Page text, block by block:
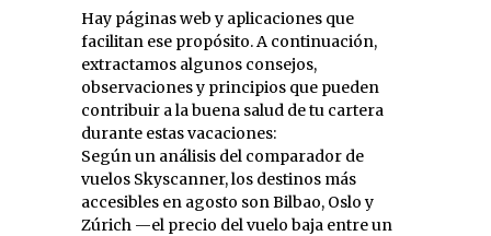
Hay páginas web y aplicaciones que
facilitan ese propósito. A continuación,
extractamos algunos consejos,
observaciones y principios que pueden
contribuir a la buena salud de tu cartera
durante estas vacaciones:
Según un análisis del comparador de
vuelos Skyscanner, los destinos más
accesibles en agosto son Bilbao, Oslo y
Zúrich —el precio del vuelo baja entre un